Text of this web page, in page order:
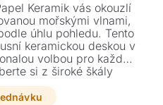
Keramik vás okouzlí
mořskými vlnami,
úhlu pohledu. Tento
keramickou deskou v
volbou pro každou
si z široké škály
stůl přímo pro váš